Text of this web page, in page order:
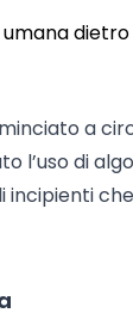
a
l’uso di
incipienti